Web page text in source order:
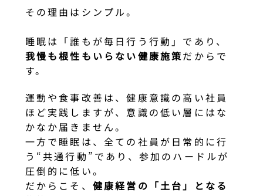
その理由はシンプル。
睡眠は「誰もが毎日行う行動」であり、
我慢も根性もいらない健康施策だからで
す。
運動や食事改善は、健康意識の高い社員
ほど実践しますが、意識の低い層にはな
かなか届きません。
一方で睡眠は、全ての社員が日常的に行
う“共通行動”であり、参加のハードルが
圧倒的に低い。
だからこそ、 健康経営の「土台」となる